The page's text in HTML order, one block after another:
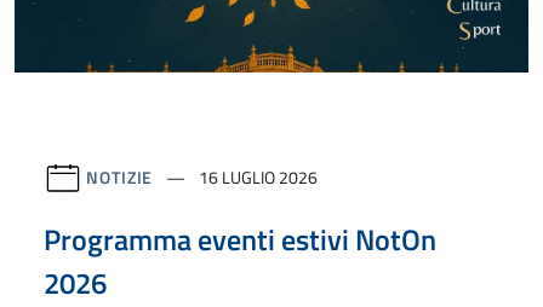
NOTIZIE 16 LUGLIO 2026
Programma eventi estivi NotOn
2026